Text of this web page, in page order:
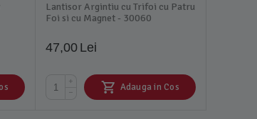
Lantisor Argintiu cu Trifoi cu Patru
Foi si cu Magnet - 30060
47,00 Lei
+
−
Adauga in Cos